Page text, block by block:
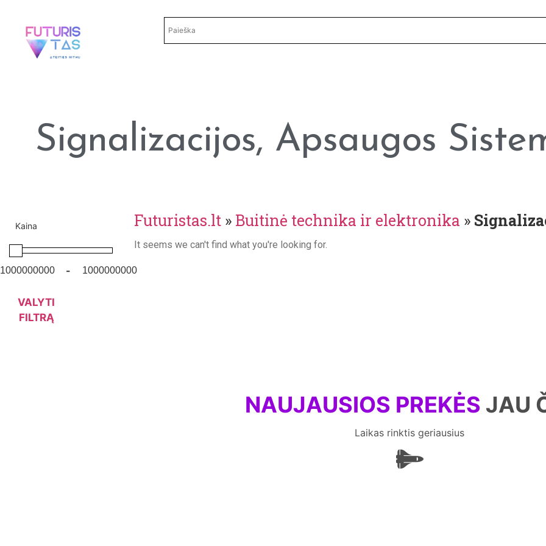
Signalizacijos, Apsaugos
Kaina
-
VALYTI
FILTRĄ
Futuristas.lt » Buitinė technika ir elektronika »
It seems we can't find what you're looking for.
NAUJAUSIOS PREKĖS JAU
Laikas rinktis geriausius